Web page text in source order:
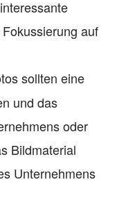
auf
sollten eine
und das
oder
Bildmaterial
Unternehmens